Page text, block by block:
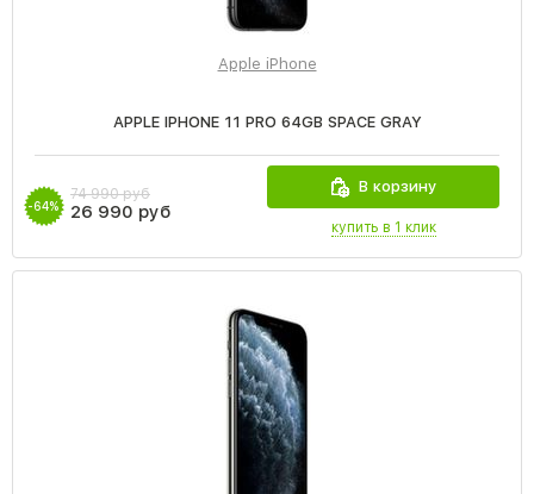
Apple iPhone
APPLE IPHONE 11 PRO 64GB SPACE GRAY
-64%
74 990 руб
26 990 руб
В корзину
купить в 1 клик